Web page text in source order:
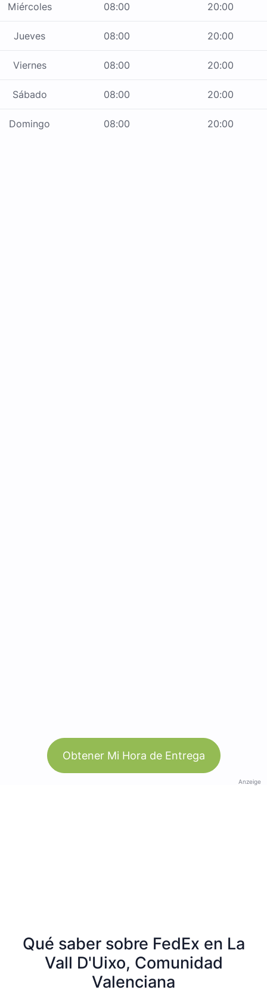
Miércoles 08:00 20:00
Jueves 08:00 20:00
Viernes 08:00 20:00
Sábado 08:00 20:00
Domingo 08:00 20:00
Obtener Mi Hora de Entrega
Anzeige
Qué saber sobre FedEx en La
Vall D'Uixo, Comunidad
Valenciana